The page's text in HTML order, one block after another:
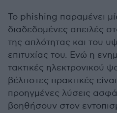
Το phishing παραμένει
διαδεδομένες απειλές
της απλότητας και του
επιτυχίας του. Ενώ η
τακτικές ηλεκτρονικού
βέλτιστες πρακτικές
προηγμένες λύσεις
βοηθήσουν στον